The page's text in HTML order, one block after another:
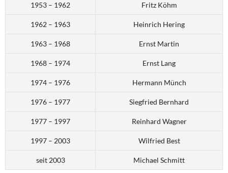
1953 – 1962 Fritz Köhm
1962 – 1963 Heinrich Hering
1963 – 1968 Ernst Martin
1968 – 1974 Ernst Lang
1974 – 1976 Hermann Münch
1976 – 1977 Siegfried Bernhard
1977 – 1997 Reinhard Wagner
1997 – 2003 Wilfried Best
seit 2003 Michael Schmitt